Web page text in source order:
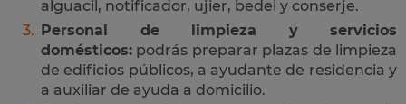
alguacil, notificador, ujier, bedel y conserje.
Personal de limpieza y servicios
domésticos: podrás preparar plazas de limpieza
de edificios públicos, a ayudante de residencia y
a auxiliar de ayuda a domicilio.